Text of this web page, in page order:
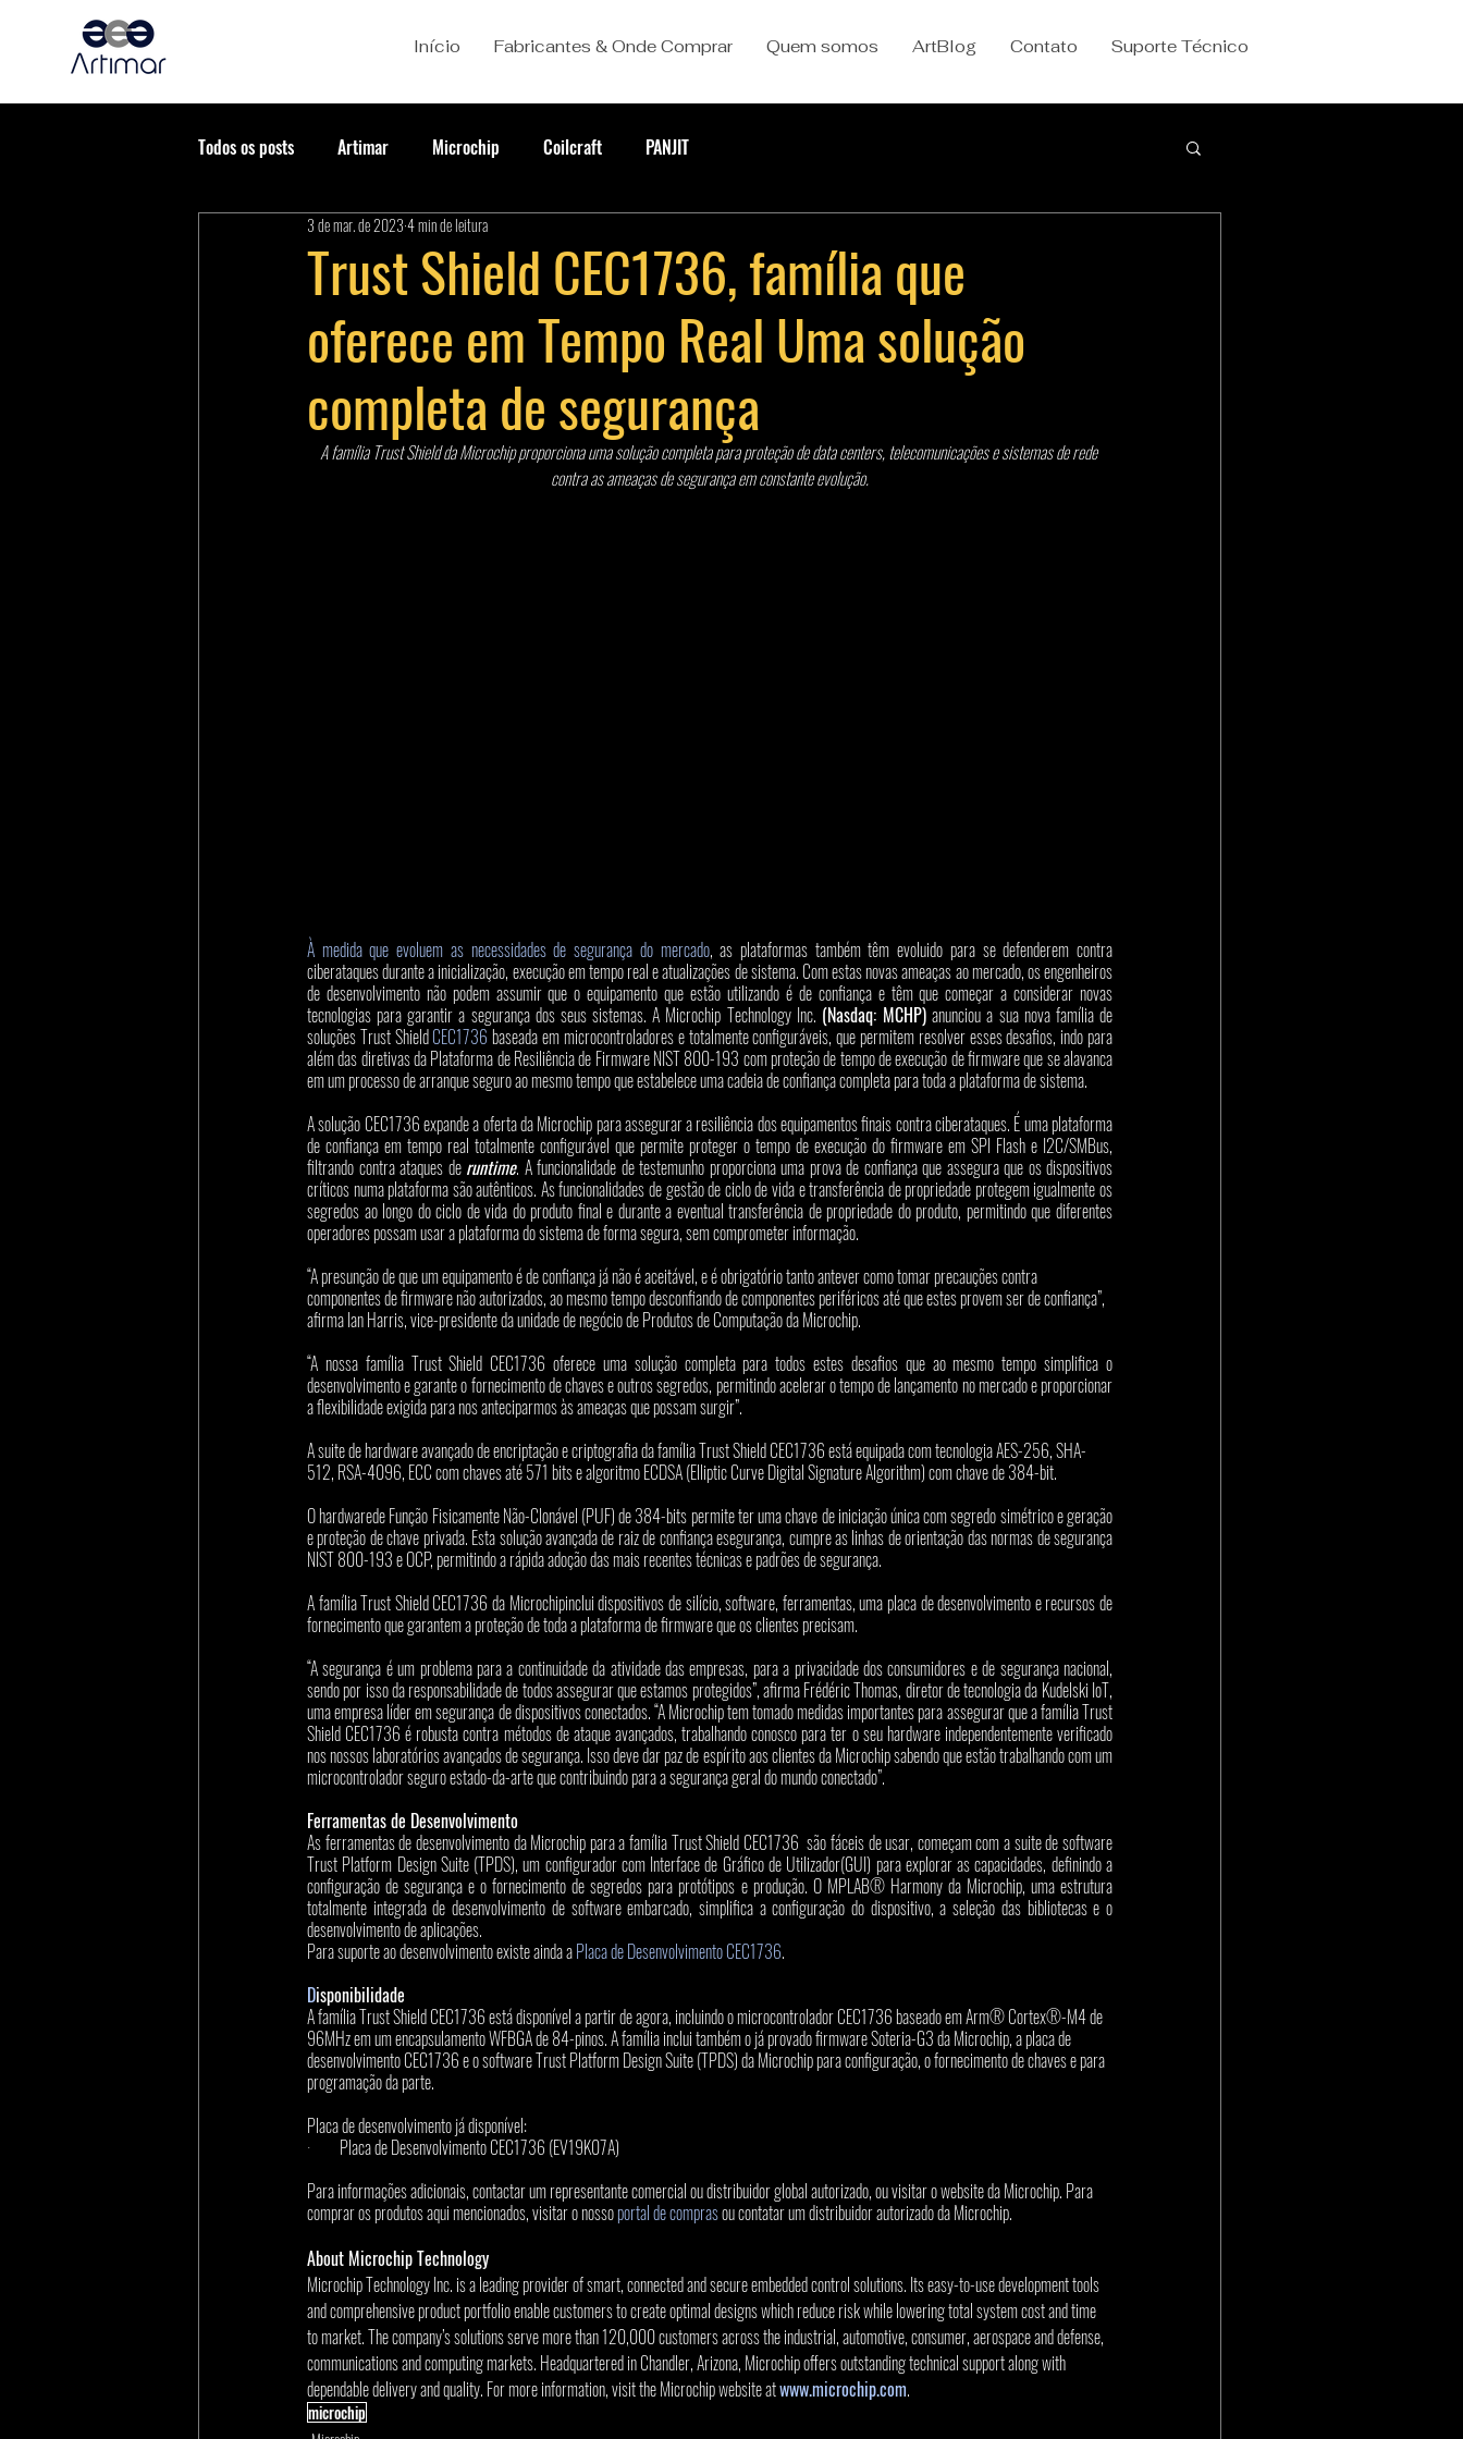
Início Fabricantes & Onde Comprar Quem somos ArtBlog Contato Suporte Técnico
Todos os posts Artimar Microchip Coilcraft PANJIT
Trust Shield CEC1736, família que
oferece em Tempo Real Uma solução
completa de segurança
3 de mar. de 20234 min de leitura
A família Trust Shield da Microchip proporciona uma solução completa para proteção de data centers, telecomunicações e sistemas de rede
contra as ameaças de segurança em constante evolução.
À medida que evoluem as necessidades de segurança do mercado, as plataformas também têm evoluido para se defenderem contra
ciberataques durante a inicialização, execução em tempo real e atualizações de sistema. Com estas novas ameaças ao mercado, os engenheiros
de desenvolvimento não podem assumir que o equipamento que estão utilizando é de confiança e têm que começar a considerar novas
tecnologias para garantir a segurança dos seus sistemas. A Microchip Technology Inc. (Nasdaq: MCHP) anunciou a sua nova família de
soluções Trust Shield CEC1736 baseada em microcontroladores e totalmente configuráveis, que permitem resolver esses desafios, indo para
além das diretivas da Plataforma de Resiliência de Firmware NIST 800-193 com proteção de tempo de execução de firmware que se alavanca
em um processo de arranque seguro ao mesmo tempo que estabelece uma cadeia de confiança completa para toda a plataforma de sistema.
A solução CEC1736 expande a oferta da Microchip para assegurar a resiliência dos equipamentos finais contra ciberataques. É uma plataforma
de confiança em tempo real totalmente configurável que permite proteger o tempo de execução do firmware em SPI Flash e I2C/SMBus,
filtrando contra ataques de runtime. A funcionalidade de testemunho proporciona uma prova de confiança que assegura que os dispositivos
críticos numa plataforma são autênticos. As funcionalidades de gestão de ciclo de vida e transferência de propriedade protegem igualmente os
segredos ao longo do ciclo de vida do produto final e durante a eventual transferência de propriedade do produto, permitindo que diferentes
operadores possam usar a plataforma do sistema de forma segura, sem comprometer informação.
“A presunção de que um equipamento é de confiança já não é aceitável, e é obrigatório tanto antever como tomar precauções contra
componentes de firmware não autorizados, ao mesmo tempo desconfiando de componentes periféricos até que estes provem ser de confiança”,
afirma Ian Harris, vice-presidente da unidade de negócio de Produtos de Computação da Microchip.
“A nossa família Trust Shield CEC1736 oferece uma solução completa para todos estes desafios que ao mesmo tempo simplifica o
desenvolvimento e garante o fornecimento de chaves e outros segredos, permitindo acelerar o tempo de lançamento no mercado e proporcionar
a flexibilidade exigida para nos anteciparmos às ameaças que possam surgir”.
A suite de hardware avançado de encriptação e criptografia da família Trust Shield CEC1736 está equipada com tecnologia AES-256, SHA-
512, RSA-4096, ECC com chaves até 571 bits e algoritmo ECDSA (Elliptic Curve Digital Signature Algorithm) com chave de 384-bit.
O hardwarede Função Fisicamente Não-Clonável (PUF) de 384-bits permite ter uma chave de iniciação única com segredo simétrico e geração
e proteção de chave privada. Esta solução avançada de raiz de confiança esegurança, cumpre as linhas de orientação das normas de segurança
NIST 800-193 e OCP, permitindo a rápida adoção das mais recentes técnicas e padrões de segurança.
A família Trust Shield CEC1736 da Microchipinclui dispositivos de silício, software, ferramentas, uma placa de desenvolvimento e recursos de
fornecimento que garantem a proteção de toda a plataforma de firmware que os clientes precisam.
“A segurança é um problema para a continuidade da atividade das empresas, para a privacidade dos consumidores e de segurança nacional,
sendo por isso da responsabilidade de todos assegurar que estamos protegidos”, afirma Frédéric Thomas, diretor de tecnologia da Kudelski IoT,
uma empresa líder em segurança de dispositivos conectados. “A Microchip tem tomado medidas importantes para assegurar que a família Trust
Shield CEC1736 é robusta contra métodos de ataque avançados, trabalhando conosco para ter o seu hardware independentemente verificado
nos nossos laboratórios avançados de segurança. Isso deve dar paz de espírito aos clientes da Microchip sabendo que estão trabalhando com um
microcontrolador seguro estado-da-arte que contribuindo para a segurança geral do mundo conectado”.
Ferramentas de Desenvolvimento
As ferramentas de desenvolvimento da Microchip para a família Trust Shield CEC1736  são fáceis de usar, começam com a suite de software
Trust Platform Design Suite (TPDS), um configurador com Interface de Gráfico de Utilizador(GUI) para explorar as capacidades, definindo a
configuração de segurança e o fornecimento de segredos para protótipos e produção. O MPLAB® Harmony da Microchip, uma estrutura
totalmente integrada de desenvolvimento de software embarcado, simplifica a configuração do dispositivo, a seleção das bibliotecas e o
desenvolvimento de aplicações.
Para suporte ao desenvolvimento existe ainda a Placa de Desenvolvimento CEC1736.
Disponibilidade
A família Trust Shield CEC1736 está disponível a partir de agora, incluindo o microcontrolador CEC1736 baseado em Arm® Cortex®-M4 de
96MHz em um encapsulamento WFBGA de 84-pinos. A família inclui também o já provado firmware Soteria-G3 da Microchip, a placa de
desenvolvimento CEC1736 e o software Trust Platform Design Suite (TPDS) da Microchip para configuração, o fornecimento de chaves e para
programação da parte.
Placa de desenvolvimento já disponível:
·         Placa de Desenvolvimento CEC1736 (EV19K07A)
Para informações adicionais, contactar um representante comercial ou distribuidor global autorizado, ou visitar o website da Microchip. Para
comprar os produtos aqui mencionados, visitar o nosso portal de compras ou contatar um distribuidor autorizado da Microchip.
About Microchip Technology
Microchip Technology Inc. is a leading provider of smart, connected and secure embedded control solutions. Its easy-to-use development tools
and comprehensive product portfolio enable customers to create optimal designs which reduce risk while lowering total system cost and time
to market. The company’s solutions serve more than 120,000 customers across the industrial, automotive, consumer, aerospace and defense,
communications and computing markets. Headquartered in Chandler, Arizona, Microchip offers outstanding technical support along with
dependable delivery and quality. For more information, visit the Microchip website at www.microchip.com.
microchip